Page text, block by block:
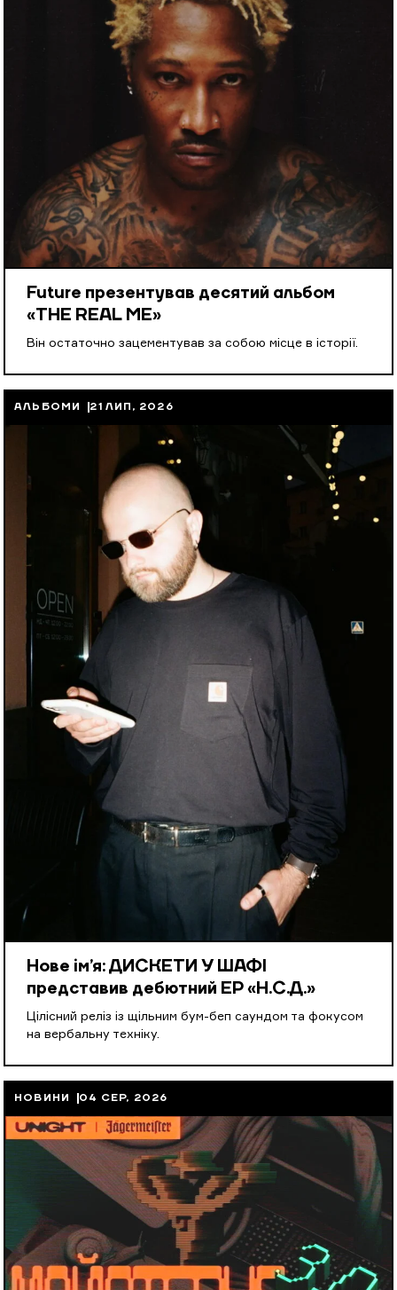
Future презентував десятий альбом
«THE REAL ME»
Він остаточно зацементував за собою місце в історії.
АЛЬБОМИ 21 ЛИП, 2026
Нове ім’я: ДИСКЕТИ У ШАФІ
представив дебютний EP «Н.С.Д.»
Цілісний реліз із щільним бум-беп саундом та фокусом
на вербальну техніку.
НОВИНИ 04 СЕР, 2026